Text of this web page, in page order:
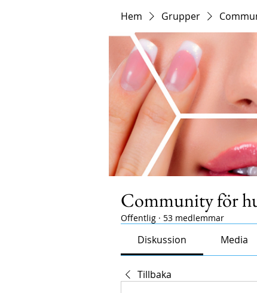
Hem Grupper
Community för
Offentlig · 53 medlemmar
Diskussion Media
Tillbaka